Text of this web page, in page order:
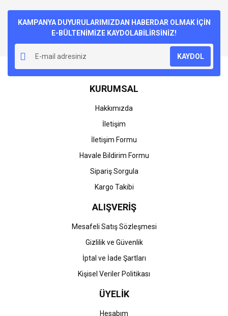
Yorum Yaz
kullanarak tarafımıza iletebilirsiniz.
Görüş ve önerileriniz için teşekkür ederiz.
Ürün resmi kalitesiz, bozuk veya görüntülenemiyor.
Ürün açıklamasında eksik bilgiler bulunuyor.
Ürün bilgilerinde hatalar bulunuyor.
Ürün fiyatı diğer sitelerden daha pahalı.
Gönder
KAMPANYA DUYURULARIMIZDAN HABERDAR OLMAK İÇİN
E-BÜLTENİMİZE KAYDOLABİLİRSİNİZ!
KAYDOL
KURUMSAL
Hakkımızda
İletişim
İletişim Formu
Havale Bildirim Formu
Sipariş Sorgula
Kargo Takibi
ALIŞVERİŞ
Mesafeli Satış Sözleşmesi
Gizlilik ve Güvenlik
İptal ve İade Şartları
Kişisel Veriler Politikası
ÜYELİK
Hesabım